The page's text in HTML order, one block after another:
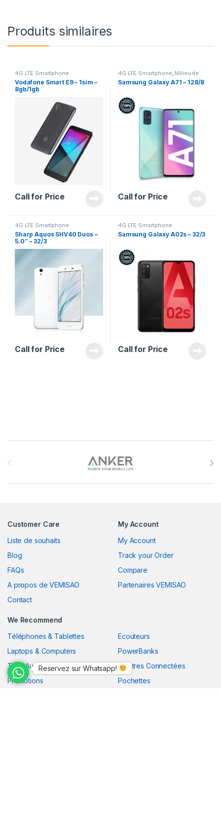
Produits similaires
4G LTE Smartphone
Vodafone Smart E9 – 1sim –
8gb/1gb
Call for Price
4G LTE Smartphone Milieu de
Samsung Galaxy A71 – 128/8
Call for Price
4G LTE Smartphone
Sharp Aquos SHV40 Duos –
5.0″ – 32/3
Call for Price
4G LTE Smartphone
Samsung Galaxy A02s – 32/3
Call for Price
Customer Care
Liste de souhaits
Blog
FAQs
A propos de VEMISAO
Contact
My Account
My Account
Track your Order
Compare
Partenaires VEMISAO
We Recommend
Téléphones & Tablettes
Laptops & Computers
TV & Audio
Promotions
Ecouteurs
PowerBanks
Montres Connectées
Pochettes
Reservez sur Whatsapp!